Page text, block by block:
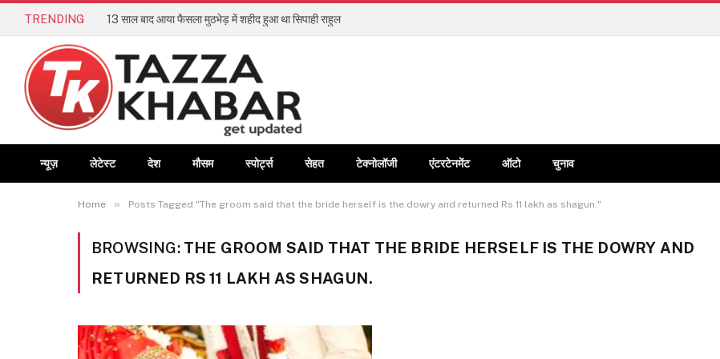
TRENDING 13 साल बाद आया फैसला मुठभेड़ में शहीद हुआ था सिपाही राहुल
न्यूज़ लेटेस्ट देश मौसम स्पोर्ट्स सेहत टेक्नोलॉजी एंटरटेनमेंट ऑटो चुनाव
Home » Posts Tagged "The groom said that the bride herself is the dowry and returned Rs 11 lakh as shagun."
BROWSING: THE GROOM SAID THAT THE BRIDE HERSELF IS THE DOWRY AND
RETURNED RS 11 LAKH AS SHAGUN.